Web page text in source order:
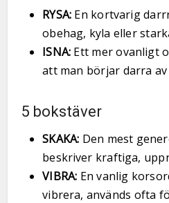
RYSA: En kortvarig
obehag, kyla eller
ISNA: Ett mer ovanligt
att man börjar darra
5 bokstäver
SKAKA: Den mest
beskriver kraftiga,
VIBRA: En vanlig
vibrera, används ofta